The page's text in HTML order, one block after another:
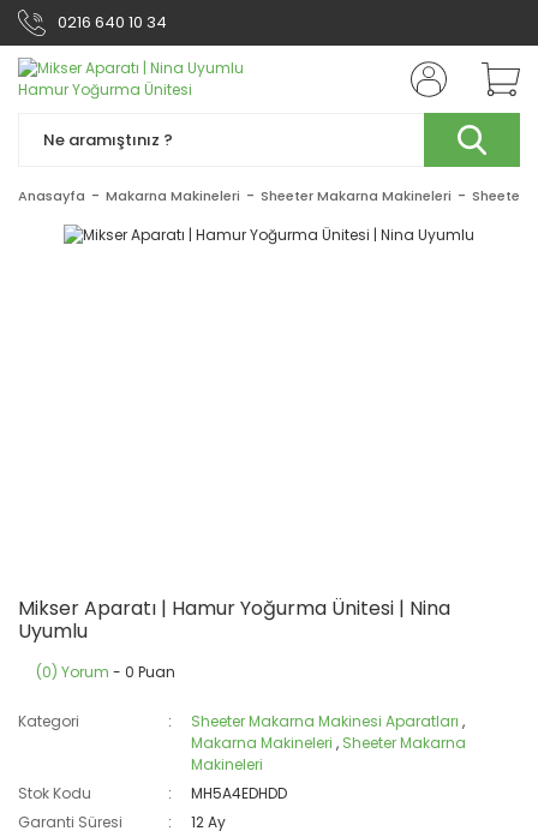
0216 640 10 34
Anasayfa Makarna Makineleri Sheeter Makarna Makineleri Sheeter
Mikser Aparatı | Hamur Yoğurma Ünitesi | Nina
Uyumlu
(0) Yorum - 0 Puan
Kategori Sheeter Makarna Makinesi Aparatları ,
Makarna Makineleri , Sheeter Makarna
Makineleri
Stok Kodu
MH5A4EDHDD
Garanti Süresi
12 Ay